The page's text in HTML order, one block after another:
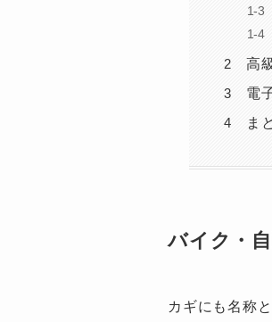
高
電
ま
バイク・
カギにも名称